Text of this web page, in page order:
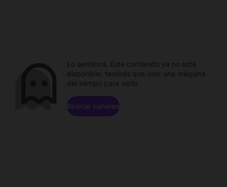
Lo sentimos. Este contenido ya no está
disponible, tendrás que usar una máquina
del tiempo para verlo.
Buscar canales